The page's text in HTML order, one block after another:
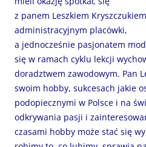
z panem Leszkiem
administracyjnym placówki,
a jednocześnie pasjonatem
się w ramach cyklu lekcji
doradztwem zawodowym. Pan
swoim hobby, sukcesach jakie
podopiecznymi w Polsce i na
odkrywania pasji i
czasami hobby może stać się